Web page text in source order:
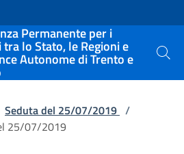
Permanente per i
lo Stato, le Regioni e
Autonome di Trento e Cerca
Seduta del 25/07/2019 /
25/07/2019